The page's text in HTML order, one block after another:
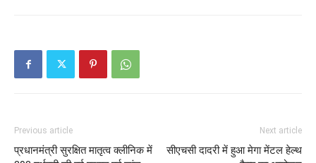
Previous article
प्रधानमंत्री सुरक्षित मातृत्व क्लीनिक में
Next article
सीएचसी दादरी में हुआ मेगा मेंटल हेल्थ